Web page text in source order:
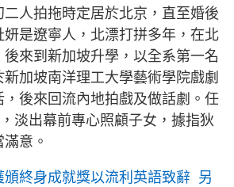
人拍拖時定居於北京，直至婚後
是遼寧人，北漂打拼多年，在北
來到新加坡升學，以全系第一名
加坡南洋理工大學藝術學院戲劇
，後來回流內地拍戲及做話劇。任
淡出幕前專心照顧子女，據指狄
意。
頒終身成就獎以流利英語致辭 另